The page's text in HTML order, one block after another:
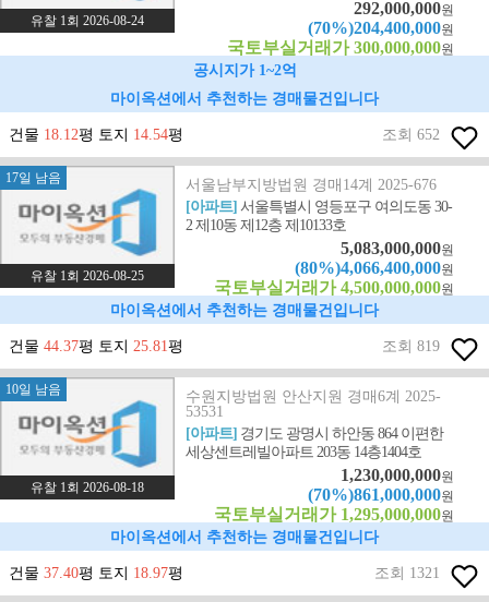
유찰 1회 2026-08-24
292,000,000원
(70%)204,400,000원
국토부실거래가 300,000,000원
공시지가 1~2억
마이옥션에서 추천하는 경매물건입니다
건물 18.12평 토지 14.54평 조회 652
17일 남음
유찰 1회 2026-08-25
서울남부지방법원 경매14계 2025-676
[아파트]서울특별시 영등포구 여의도동 30-
2 제10동 제12층 제10133호
5,083,000,000원
(80%)4,066,400,000원
국토부실거래가 4,500,000,000원
마이옥션에서 추천하는 경매물건입니다
건물 44.37평 토지 25.81평 조회 819
10일 남음
유찰 1회 2026-08-18
수원지방법원 안산지원 경매6계 2025-
53531
[아파트] 경기도 광명시 하안동 864 이편한
세상센트레빌아파트 203동 14층1404호
1,230,000,000원
(70%)861,000,000원
국토부실거래가 1,295,000,000원
마이옥션에서 추천하는 경매물건입니다
건물 37.40평 토지 18.97평 조회 1321